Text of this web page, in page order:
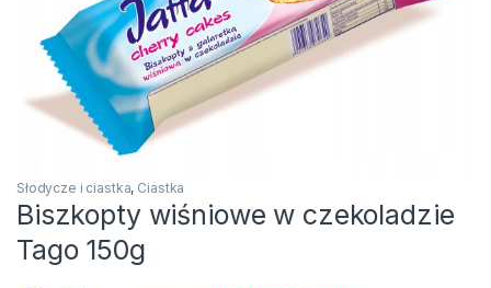
Słodycze i ciastka, Ciastka
Biszkopty wiśniowe w czekoladzie
Tago 150g